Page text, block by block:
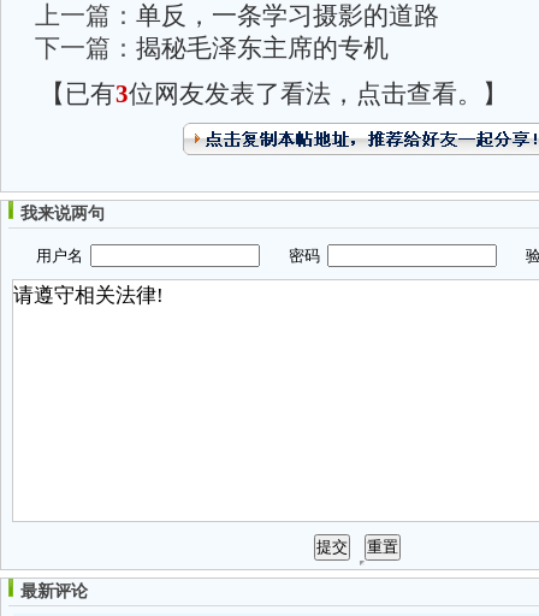
上一篇： 单反，一条学习摄影的道路
下一篇： 揭秘毛泽东主席的专机
【已有3位网友发表了看法，点击查看。】
我来说两句
用户名 密码 验
最新评论